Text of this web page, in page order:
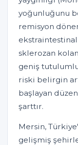
yoğunluğunu
remisyon
sklerozan
geniş
riski belirgin
başlayan
şarttır.
Mersin,
gelişmiş